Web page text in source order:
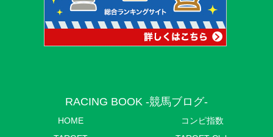
RACING BOOK -競馬ブログ-
HOME
コンピ指数